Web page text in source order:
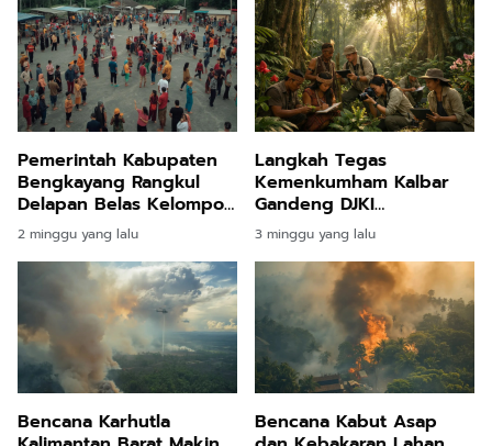
Pemerintah Kabupaten
Bengkayang Rangkul
Delapan Belas Kelompok
Etnis Demi Perkokoh
Harmoni dan Stabilitas
Daerah
2 minggu yang lalu
Langkah Tegas
Kemenkumham Kalbar
Gandeng DJKI
Inventarisasi Sumber
Daya Genetik demi
Lindungi Kekayaan
Komunal
3 minggu yang lalu
Bencana Karhutla
Bencana Kabut Asap